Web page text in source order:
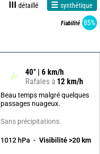
détaillé synthétique
Fiabilité 85%
40° 6 km/h
Rafales à 12 km/h
Beau temps malgré quelques
passages nuageux.
Sans précipitations.
1012 hPa Visibilité >20 km